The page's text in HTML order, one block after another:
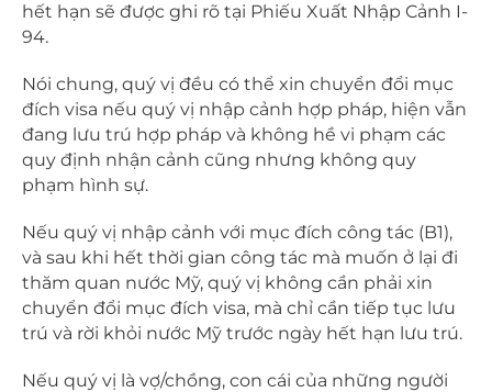
hết hạn sẽ được ghi rõ tại Phiếu Xuất Nhập Cảnh I-
94.
Nói chung, quý vị đều có thể xin chuyển đổi mục
đích visa nếu quý vị nhập cảnh hợp pháp, hiện vẫn
đang lưu trú hợp pháp và không hề vi phạm các
quy định nhận cảnh cũng nhưng không quy
phạm hình sự.
Nếu quý vị nhập cảnh với mục đích công tác (B1),
và sau khi hết thời gian công tác mà muốn ở lại đi
thăm quan nước Mỹ, quý vị không cần phải xin
chuyển đổi mục đích visa, mà chỉ cần tiếp tục lưu
trú và rời khỏi nước Mỹ trước ngày hết hạn lưu trú.
Nếu quý vị là vợ/chồng, con cái của những người